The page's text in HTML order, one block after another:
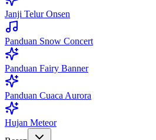
Janji Telur Onsen
Panduan Snow Concert
Panduan Fairy Banner
Panduan Cuaca Aurora
Hujan Meteor